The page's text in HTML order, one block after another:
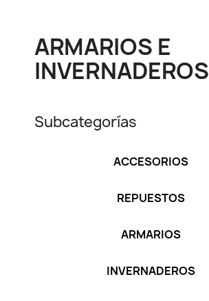
ARMARIOS E
INVERNADEROS
Subcategorías
ACCESORIOS
REPUESTOS
ARMARIOS
INVERNADEROS